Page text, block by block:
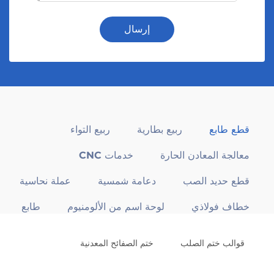
إرسال
قطع طابع ربيع بطارية ربيع التواء
معالجة المعادن الحارة خدمات CNC
قطع حديد الصب دعامة شمسية عملة نحاسية
خطاف فولاذي لوحة اسم من الألومنيوم طابع
قوالب ختم الصلب ختم الصفائح المعدنية